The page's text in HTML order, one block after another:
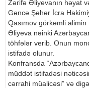
Zərifə Əliyevanın həyat
Gəncə Şəhər İcra
Qasımov görkəmli
Əliyeva nəinki
töhfələr verib. Onun
istifadə olunur.
Konfransda
müddət istifadəsi
cərrahi müalicəsi” və